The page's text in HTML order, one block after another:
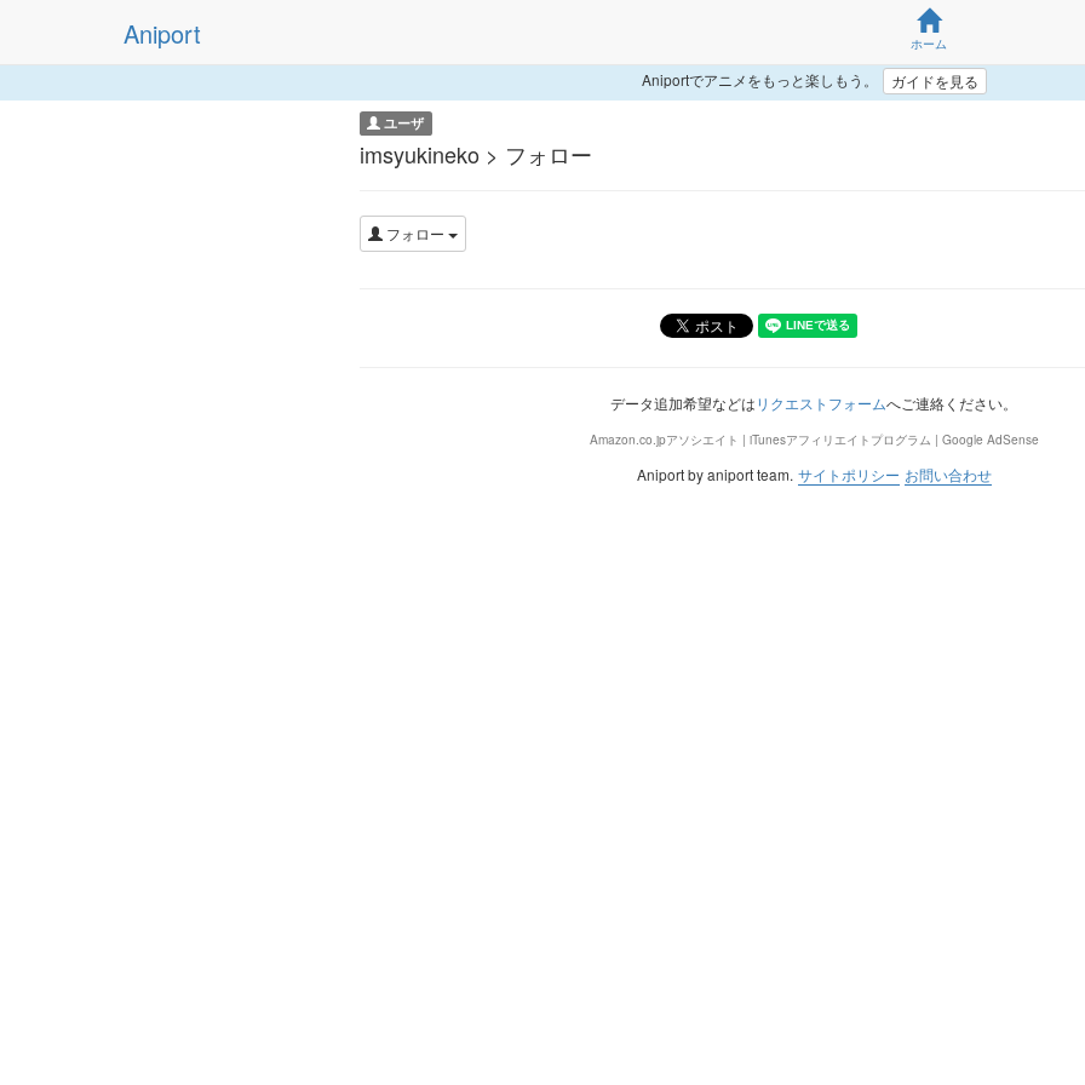
Aniport ホーム
Aniportでアニメをもっと楽しもう。 ガイドを見る
ユーザ
imsyukineko > フォロー
フォロー
データ追加希望などはリクエストフォームへご連絡ください。
Amazon.co.jpアソシエイト | iTunesアフィリエイトプログラム | Google AdSense
Aniport by aniport team. サイトポリシー お問い合わせ